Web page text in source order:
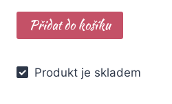
Safari
Ltd.
-
Přidat do košíku
Produkt je skladem